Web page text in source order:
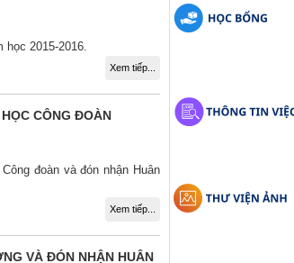
học 2015-2016.
Xem tiếp...
CÔNG ĐOÀN
đoàn và đón nhận Huân
Xem tiếp...
VÀ ĐÓN NHẬN HUÂN